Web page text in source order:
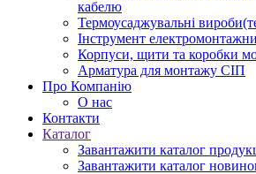
кабелю
Термоусаджувальні
Інструмент
Корпуси, щити та коробки
Арматура для монтажу СІП
Про Компанію
О нас
Контакти
Каталог
Завантажити каталог
Завантажити каталог